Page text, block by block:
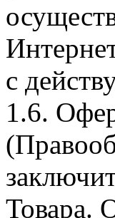
с
1.6.
Товара.